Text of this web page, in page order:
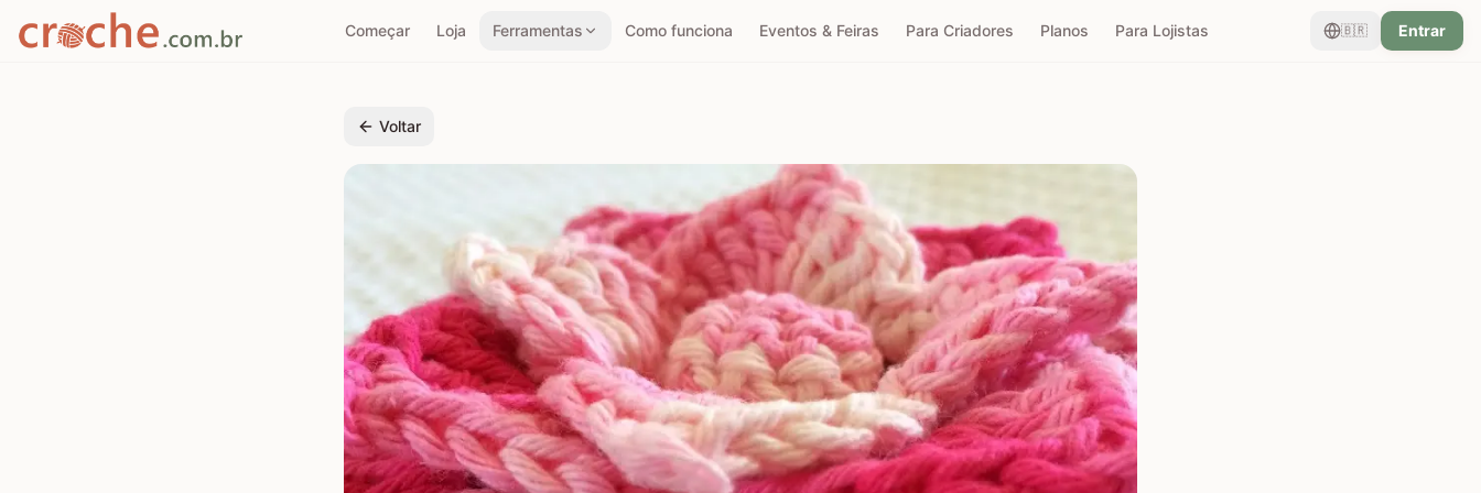
Começar Loja Ferramentas Como funciona Eventos & Feiras Para Criadores Planos Para Lojistas 🇧🇷 Entrar
Voltar